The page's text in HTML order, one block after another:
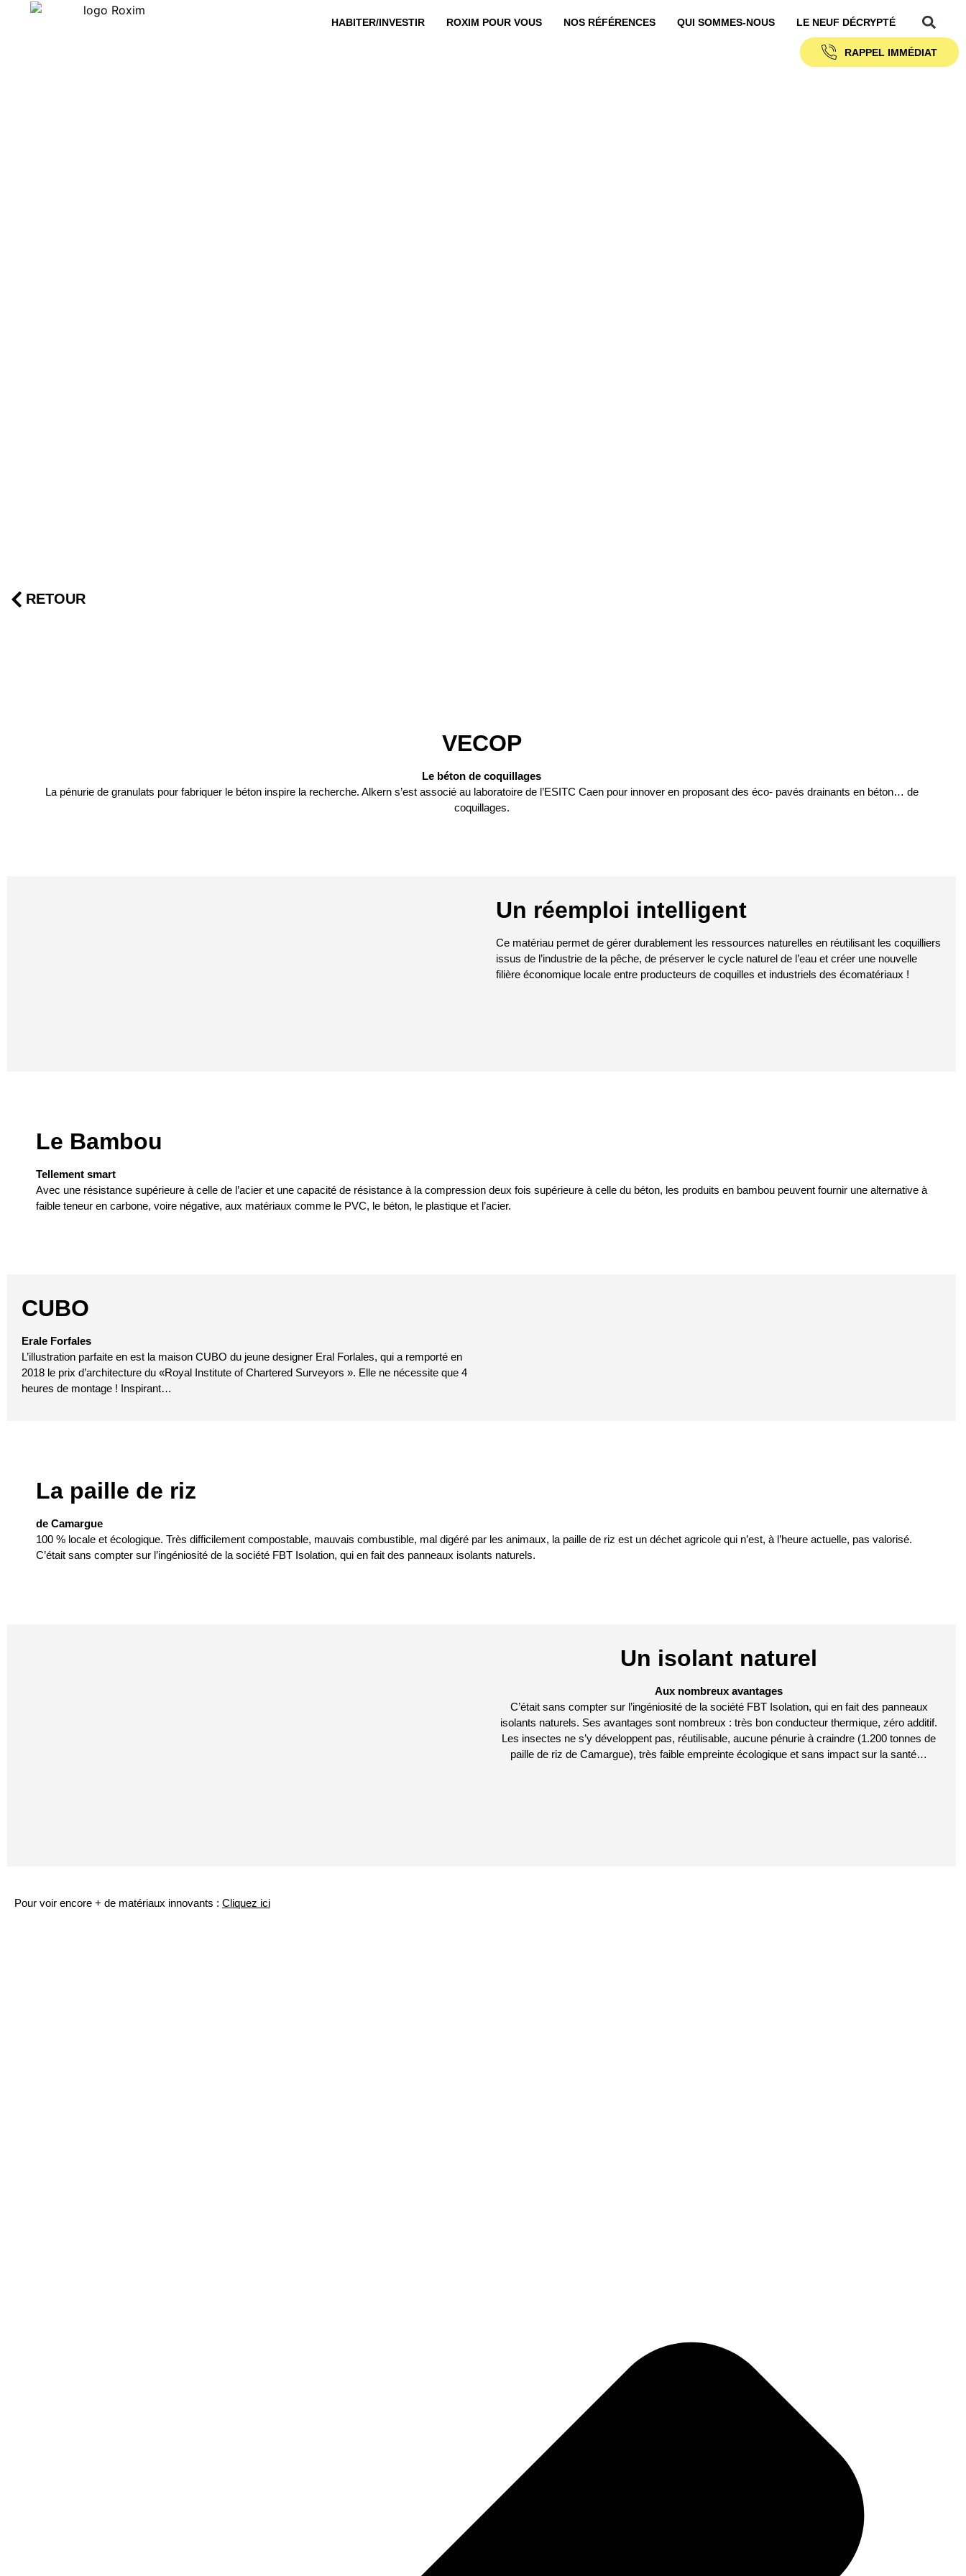
HABITER/INVESTIR ROXIM POUR VOUS NOS RÉFÉRENCES QUI SOMMES-NOUS LE NEUF DÉCRYPTÉ
RAPPEL IMMÉDIAT
RETOUR
VECOP
Le béton de coquillages
La pénurie de granulats pour fabriquer le béton inspire la recherche. Alkern s’est associé au laboratoire de l’ESITC Caen pour innover en proposant des éco- pavés drainants en béton… de
coquillages.
Un réemploi intelligent
Ce matériau permet de gérer durablement les ressources naturelles en réutilisant les coquilliers
issus de l’industrie de la pêche, de préserver le cycle naturel de l’eau et créer une nouvelle
filière économique locale entre producteurs de coquilles et industriels des écomatériaux !
Le Bambou
Tellement smart
Avec une résistance supérieure à celle de l’acier et une capacité de résistance à la compression deux fois supérieure à celle du béton, les produits en bambou peuvent fournir une alternative à
faible teneur en carbone, voire négative, aux matériaux comme le PVC, le béton, le plastique et l’acier.
CUBO
Erale Forfales
L’illustration parfaite en est la maison CUBO du jeune designer Eral Forlales, qui a remporté en
2018 le prix d’architecture du «Royal Institute of Chartered Surveyors ». Elle ne nécessite que 4
heures de montage ! Inspirant…
La paille de riz
de Camargue
100 % locale et écologique. Très difficilement compostable, mauvais combustible, mal digéré par les animaux, la paille de riz est un déchet agricole qui n’est, à l’heure actuelle, pas valorisé.
C’était sans compter sur l’ingéniosité de la société FBT Isolation, qui en fait des panneaux isolants naturels.
Un isolant naturel
Aux nombreux avantages
C’était sans compter sur l’ingéniosité de la société FBT Isolation, qui en fait des panneaux
isolants naturels. Ses avantages sont nombreux : très bon conducteur thermique, zéro additif.
Les insectes ne s’y développent pas, réutilisable, aucune pénurie à craindre (1.200 tonnes de
paille de riz de Camargue), très faible empreinte écologique et sans impact sur la santé…
Pour voir encore + de matériaux innovants : Cliquez ici